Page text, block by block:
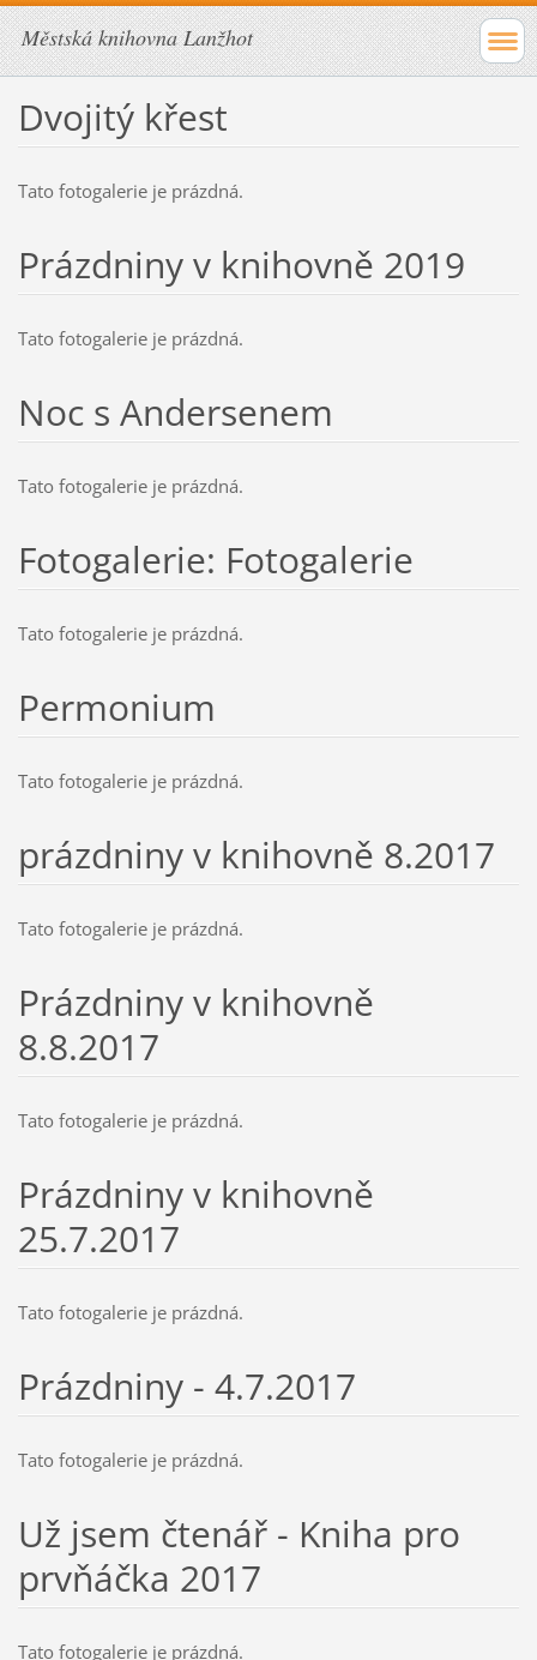
Městská knihovna Lanžhot
Dvojitý křest
Tato fotogalerie je prázdná.
Prázdniny v knihovně 2019
Tato fotogalerie je prázdná.
Noc s Andersenem
Tato fotogalerie je prázdná.
Fotogalerie: Fotogalerie
Tato fotogalerie je prázdná.
Permonium
Tato fotogalerie je prázdná.
prázdniny v knihovně 8.2017
Tato fotogalerie je prázdná.
Prázdniny v knihovně
8.8.2017
Tato fotogalerie je prázdná.
Prázdniny v knihovně
25.7.2017
Tato fotogalerie je prázdná.
Prázdniny - 4.7.2017
Tato fotogalerie je prázdná.
Už jsem čtenář - Kniha pro
prvňáčka 2017
Tato fotogalerie je prázdná.